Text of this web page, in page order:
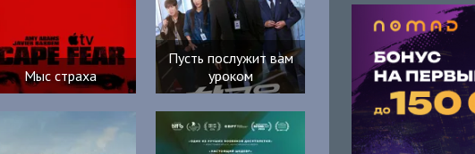
Мыс страха
Пусть послужит вам
уроком